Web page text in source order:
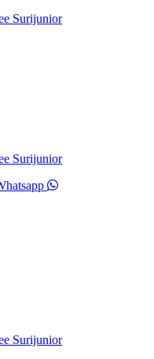
Surijunior
Surijunior
Surijunior